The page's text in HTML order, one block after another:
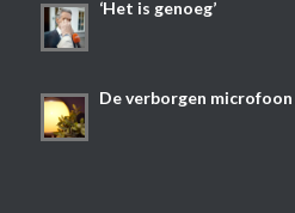
‘Het is genoeg’
De verborgen microfoon